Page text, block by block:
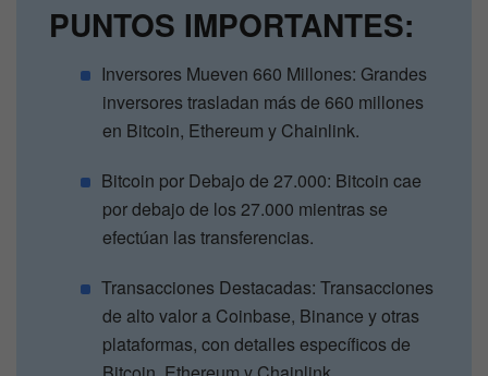
PUNTOS IMPORTANTES:
Inversores Mueven 660 Millones: Grandes
inversores trasladan más de 660 millones
en Bitcoin, Ethereum y Chainlink.
Bitcoin por Debajo de 27.000: Bitcoin cae
por debajo de los 27.000 mientras se
efectúan las transferencias.
Transacciones Destacadas: Transacciones
de alto valor a Coinbase, Binance y otras
plataformas, con detalles específicos de